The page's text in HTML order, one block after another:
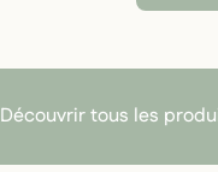
Découvrir tous les